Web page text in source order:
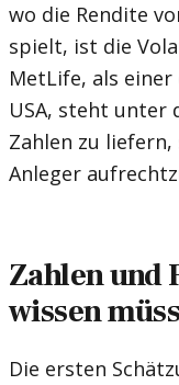
wo die Rendite
spielt, ist die
MetLife, als
USA, steht unter
Zahlen zu
Anleger
Zahlen und
wissen
Die ersten